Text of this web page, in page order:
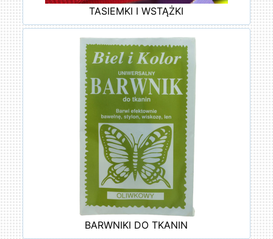
TASIEMKI I WSTĄŻKI
BARWNIKI DO TKANIN